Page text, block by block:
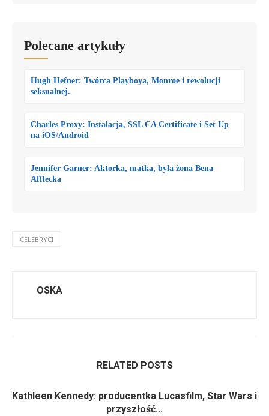
Polecane artykuły
Hugh Hefner: Twórca Playboya, Monroe i rewolucji
seksualnej.
Charles Proxy: Instalacja, SSL CA Certificate i Set Up
na iOS/Android
Jennifer Garner: Aktorka, matka, była żona Bena
Afflecka
CELEBRYCI
OSKA
RELATED POSTS
Kathleen Kennedy: producentka Lucasfilm, Star Wars i
przyszłość...